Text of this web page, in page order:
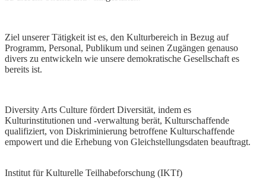
Ziel unserer Tätigkeit ist es, den Kulturbereich in Bezug auf
Programm, Personal, Publikum und seinen Zugängen genauso
divers zu entwickeln wie unsere demokratische Gesellschaft es
bereits ist.
Diversity Arts Culture fördert Diversität, indem es
Kulturinstitutionen und ‑verwaltung berät, Kulturschaffende
qualifiziert, von Diskriminierung betroffene Kulturschaffende
empowert und die Erhebung von Gleichstellungsdaten beauftragt.
Institut für Kulturelle Teilhabeforschung (IKTf)